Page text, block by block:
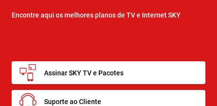
Encontre aqui os melhores planos de TV e Internet SKY
Assinar SKY TV e Pacotes
Suporte ao Cliente